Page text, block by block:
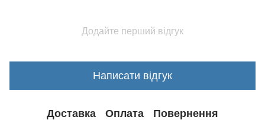
Додайте перший відгук
Написати відгук
Доставка Оплата Повернення